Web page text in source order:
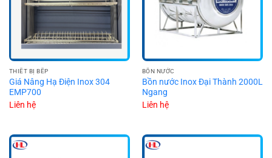
THIẾT BỊ BẾP
Giá Nâng Hạ Điện Inox 304
EMP700
Liên hệ
BỒN NƯỚC
Bồn nước Inox Đại Thành 2000L
Ngang
Liên hệ